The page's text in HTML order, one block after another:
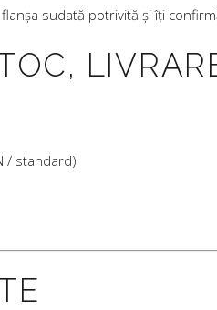
sudată potrivită și îți
/ standard)